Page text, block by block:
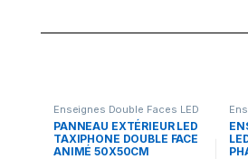
Enseignes Double Faces LED
PANNEAU EXTÉRIEUR LED
TAXIPHONE DOUBLE FACE
ANIMÉ 50X50CM